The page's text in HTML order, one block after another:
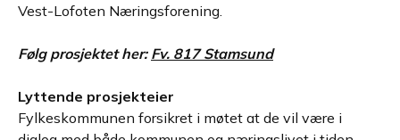
Vest-Lofoten Næringsforening.
Følg prosjektet her: Fv. 817 Stamsund
Lyttende prosjekteier
Fylkeskommunen forsikret i møtet at de vil være i